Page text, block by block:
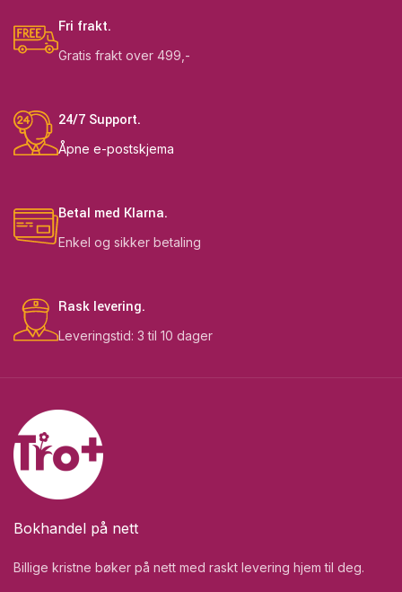
Fri frakt.
Gratis frakt over 499,-
24/7 Support.
Åpne e-postskjema
Betal med Klarna.
Enkel og sikker betaling
Rask levering.
Leveringstid: 3 til 10 dager
Bokhandel på nett
Billige kristne bøker på nett med raskt levering hjem til deg.